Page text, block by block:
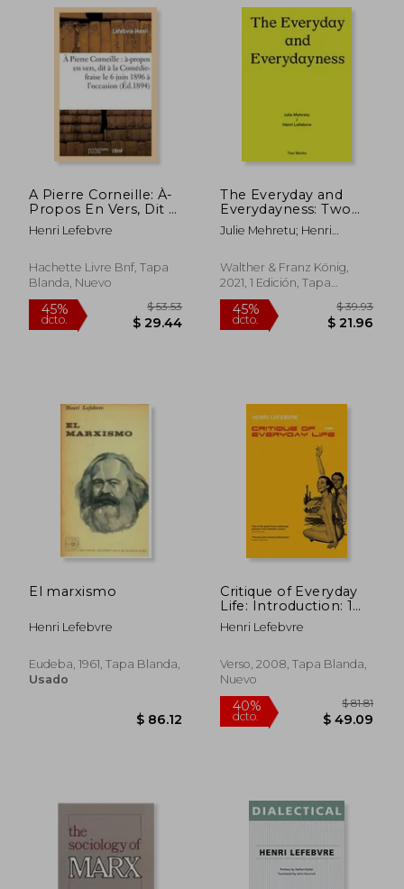
dcto. $ 41.48 dcto.
A Pierre Corneille: À-
Propos En Vers, Dit À
La Comédie-Fraise Le
6 Juin 1896 À
Anniversaire de la
Naissance de
Henri Lefebvre
Hachette Livre Bnf, Tapa
Blanda, Nuevo
The Everyday and
Everydayness: Two
Works Series Vol. 3
(en Inglés)
Julie Mehretu; Henri
Walther & Franz König,
2021, 1 Edición, Tapa
Blanda, Nuevo
El marxismo
Henri Lefebvre
Eudeba, 1961, Tapa Blanda,
Usado
Critique of Everyday
Life: Introduction: 1
(en Inglés)
Henri Lefebvre
Verso, 2008, Tapa Blanda,
Nuevo